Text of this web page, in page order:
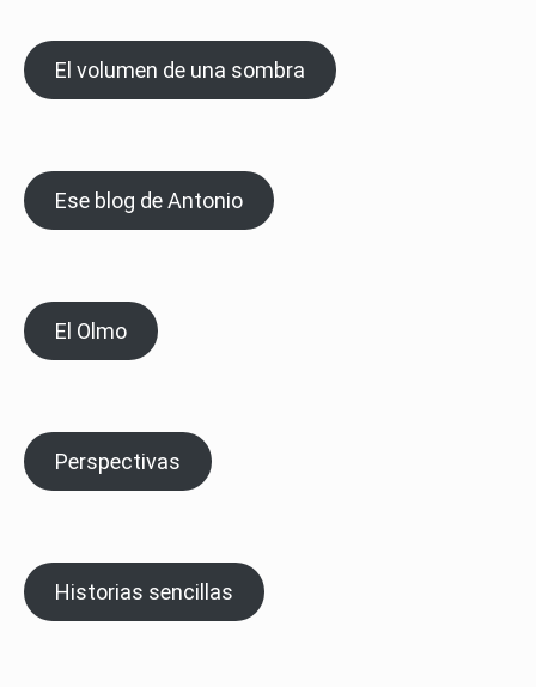
El volumen de una sombra
Ese blog de Antonio
El Olmo
Perspectivas
Historias sencillas